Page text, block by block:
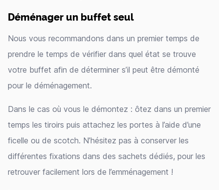
Déménager un buffet seul
Nous vous recommandons dans un premier temps de
prendre le temps de vérifier dans quel état se trouve
votre buffet afin de déterminer s’il peut être démonté
pour le déménagement.
Dans le cas où vous le démontez : ôtez dans un premier
temps les tiroirs puis attachez les portes à l’aide d’une
ficelle ou de scotch. N’hésitez pas à conserver les
différentes fixations dans des sachets dédiés, pour les
retrouver facilement lors de l’emménagement !